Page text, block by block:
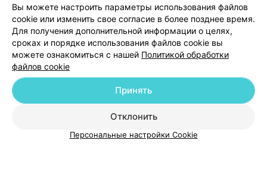
Вы можете настроить параметры использования файлов
cookie или изменить свое согласие в более позднее время.
Для получения дополнительной информации о целях,
сроках и порядке использования файлов cookie вы
можете ознакомиться с нашей Политикой обработки
файлов cookie
Отклонить
Принять
Персональные настройки Cookie